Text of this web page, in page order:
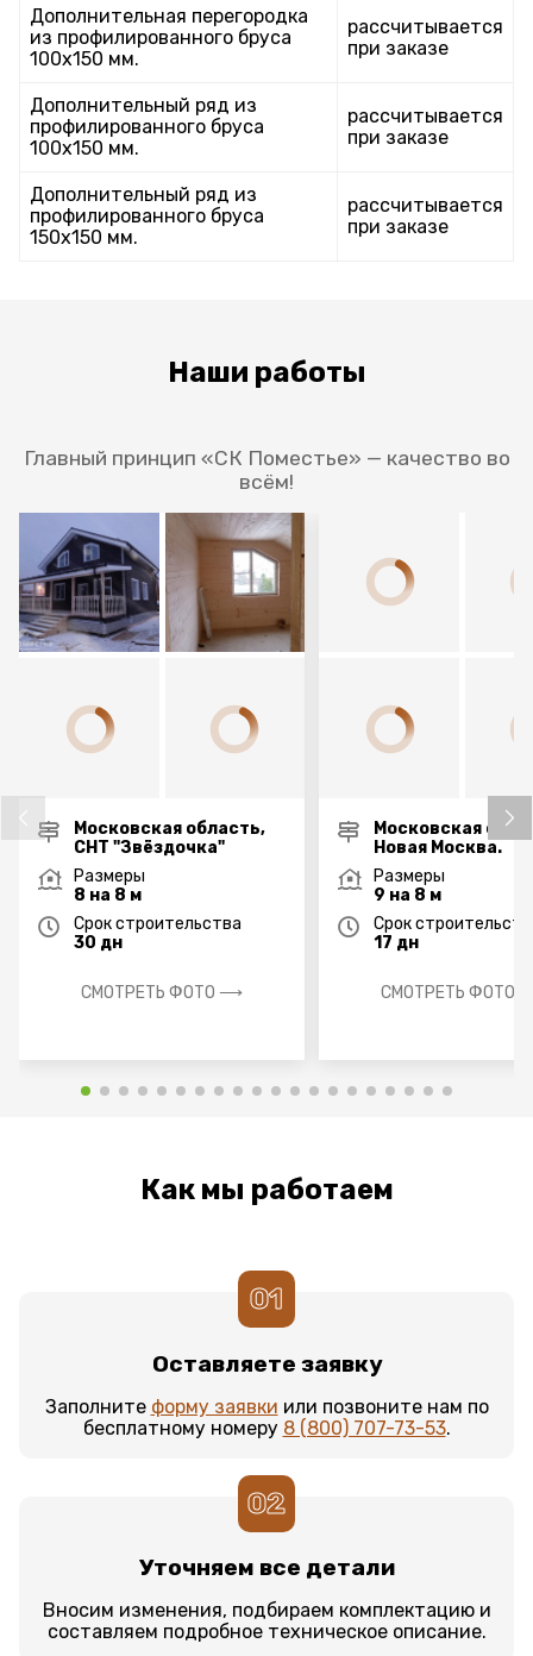
Дополнительная перегородка
из профилированного бруса
100х150 мм.
рассчитывается
при заказе
Дополнительный ряд из
профилированного бруса
100х150 мм.
рассчитывается
при заказе
Дополнительный ряд из
профилированного бруса
150х150 мм.
рассчитывается
при заказе
Наши работы
Главный принцип «СК Поместье» — качество во
всём!
Московская область,
СНТ "Звёздочка"
Размеры
8 на 8 м
Срок строительства
30 дн
СМОТРЕТЬ ФОТО ⟶
Московская
Новая Москва.
Размеры
9 на 8 м
Срок
17 дн
СМОТРЕТЬ ФОТО
Как мы работаем
01
Оставляете заявку
Заполните форму заявки или позвоните нам по
бесплатному номеру 8 (800) 707-73-53.
02
Уточняем все детали
Вносим изменения, подбираем комплектацию и
составляем подробное техническое описание.